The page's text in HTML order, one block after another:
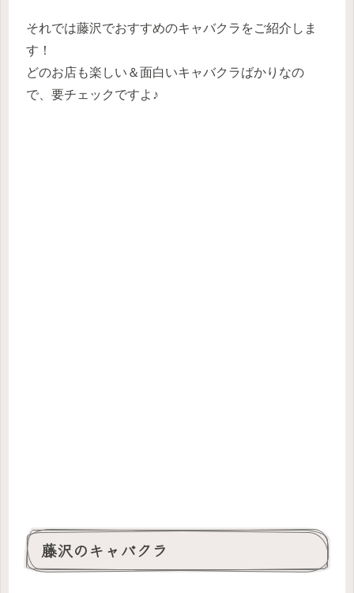
それでは藤沢でおすすめのキャバクラをご紹介しま
す！
どのお店も楽しい＆面白いキャバクラばかりなの
で、要チェックですよ♪
藤沢のキャバクラ